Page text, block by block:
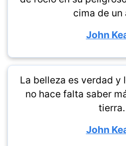
cima de un
John
La belleza es verdad y
no hace falta saber
tierra.
John